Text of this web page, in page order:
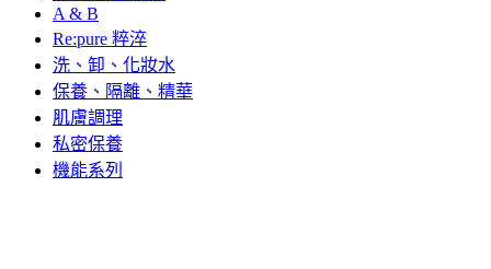
A & B
Re:pure 粹淬
洗、卸、化妝水
保養、隔離、精華
肌膚調理
私密保養
機能系列